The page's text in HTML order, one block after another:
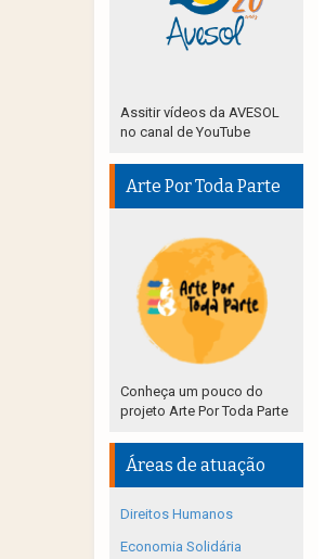
Assitir vídeos da AVESOL
no canal de YouTube
Arte Por Toda Parte
Conheça um pouco do
projeto Arte Por Toda Parte
Áreas de atuação
Direitos Humanos
Economia Solidária